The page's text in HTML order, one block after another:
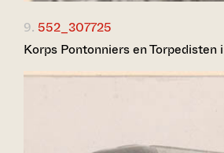
9. 552_307725
Korps Pontonniers en Torpedisten